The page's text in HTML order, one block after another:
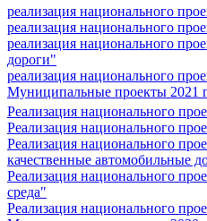
реализация национального
реализация национального
реализация национального
дороги"
реализация национального
Муниципальные проекты 2021
Реализация национального
Реализация национального
Реализация национального
качественные автомобильные
Реализация национального
среда"
Реализация национального